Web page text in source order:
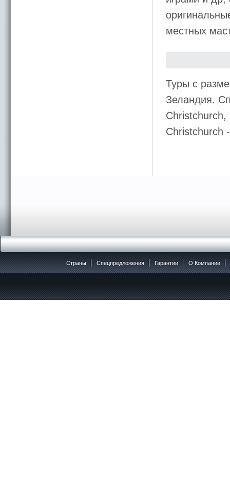
местных
Туры с
Зеландия.
Christchurch,
Christchurch
Страны Спецпредложения Гарантии O Компании